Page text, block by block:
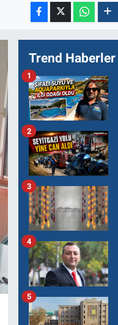
Trend Haberler
1
2
3
4
5